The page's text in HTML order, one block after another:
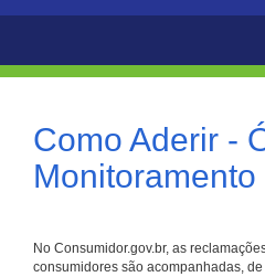
Como Aderir -
Monitoramento
No Consumidor.gov.br, as
consumidores são acompanhadas,